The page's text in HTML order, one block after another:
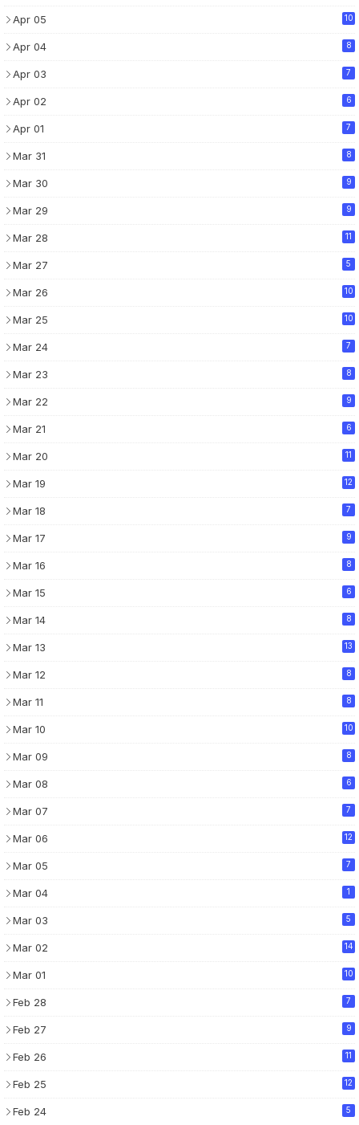
Apr 05 10
Apr 04 8
Apr 03 7
Apr 02 6
Apr 01 7
Mar 31 8
Mar 30 9
Mar 29 9
Mar 28 11
Mar 27 5
Mar 26 10
Mar 25 10
Mar 24 7
Mar 23 8
Mar 22 9
Mar 21 6
Mar 20 11
Mar 19 12
Mar 18 7
Mar 17 9
Mar 16 8
Mar 15 6
Mar 14 8
Mar 13 13
Mar 12 8
Mar 11 8
Mar 10 10
Mar 09 8
Mar 08 6
Mar 07 7
Mar 06 12
Mar 05 7
Mar 04 1
Mar 03 5
Mar 02 14
Mar 01 10
Feb 28 7
Feb 27 9
Feb 26 11
Feb 25 12
Feb 24 5